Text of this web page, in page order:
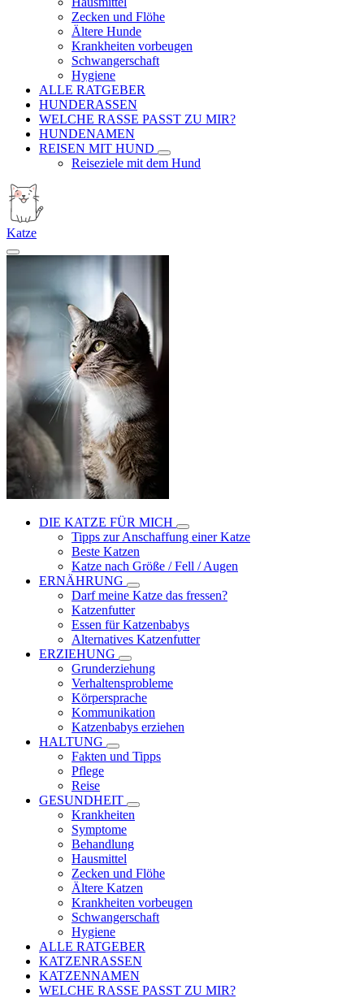
Zecken und Flöhe
Ältere Hunde
Krankheiten vorbeugen
Schwangerschaft
Hygiene
ALLE RATGEBER
HUNDERASSEN
WELCHE RASSE PASST ZU MIR?
HUNDENAMEN
REISEN MIT HUND
Reiseziele mit dem Hund
Katze
DIE KATZE FÜR MICH
Tipps zur Anschaffung einer Katze
Beste Katzen
Katze nach Größe / Fell / Augen
ERNÄHRUNG
Darf meine Katze das fressen?
Katzenfutter
Essen für Katzenbabys
Alternatives Katzenfutter
ERZIEHUNG
Grunderziehung
Verhaltensprobleme
Körpersprache
Kommunikation
Katzenbabys erziehen
HALTUNG
Fakten und Tipps
Pflege
Reise
GESUNDHEIT
Krankheiten
Symptome
Behandlung
Hausmittel
Zecken und Flöhe
Ältere Katzen
Krankheiten vorbeugen
Schwangerschaft
Hygiene
ALLE RATGEBER
KATZENRASSEN
KATZENNAMEN
WELCHE RASSE PASST ZU MIR?